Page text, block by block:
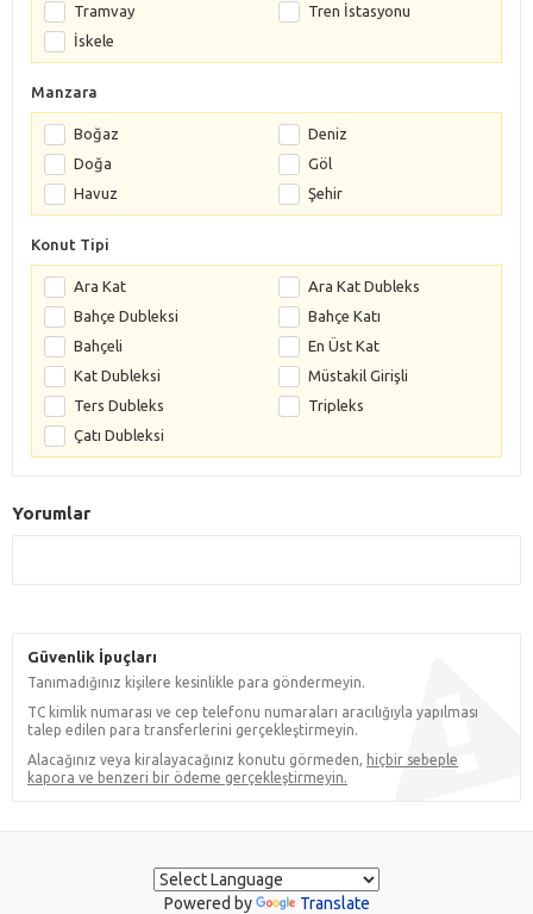
Tramvay
Tren İstasyonu
İskele
Manzara
Boğaz
Deniz
Doğa
Göl
Havuz
Şehir
Konut Tipi
Ara Kat
Ara Kat Dubleks
Bahçe Dubleksi
Bahçe Katı
Bahçeli
En Üst Kat
Kat Dubleksi
Müstakil Girişli
Ters Dubleks
Tripleks
Çatı Dubleksi
Yorumlar
Güvenlik İpuçları
Tanımadığınız kişilere kesinlikle para göndermeyin.
TC kimlik numarası ve cep telefonu numaraları aracılığıyla yapılması
talep edilen para transferlerini gerçekleştirmeyin.
Alacağınız veya kiralayacağınız konutu görmeden,
hiçbir sebeple
kapora ve benzeri bir ödeme gerçekleştirmeyin.
Powered by Translate